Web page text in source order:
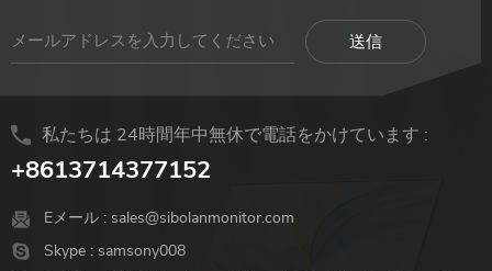
私たちは 24時間年中無休で電話をかけています :
+8613714377152
Eメール : sales@sibolanmonitor.com
Skype : samsony008